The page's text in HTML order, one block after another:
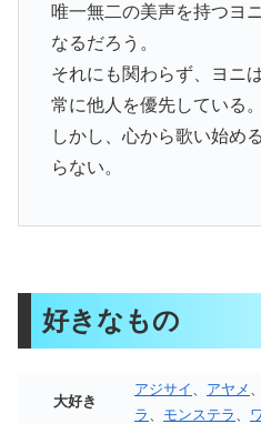
唯一無二の美声を持つヨ
なるだろう。
それにも関わらず、ヨニ
常に他人を優先している。
しかし、心から歌い始め
らない。
好きなもの
大好き
アジサイ アヤメ
ラ
モンステラ